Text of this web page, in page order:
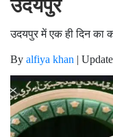
उदयपुर
उदयपुर में एक ही दिन का
By alfiya khan |